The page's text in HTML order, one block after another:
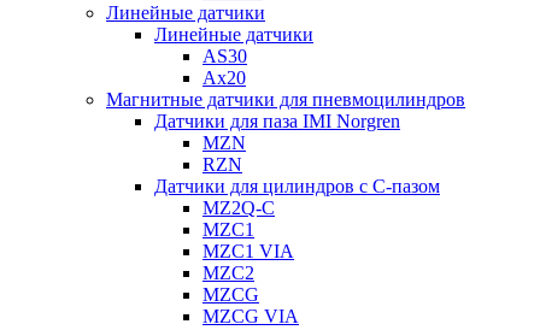
Линейные датчики
Линейные датчики
AS30
Ax20
Магнитные датчики для пневмоцилиндров
Датчики для паза IMI Norgren
MZN
RZN
Датчики для цилиндров с С-пазом
MZ2Q-C
MZC1
MZC1 VIA
MZC2
MZCG
MZCG VIA